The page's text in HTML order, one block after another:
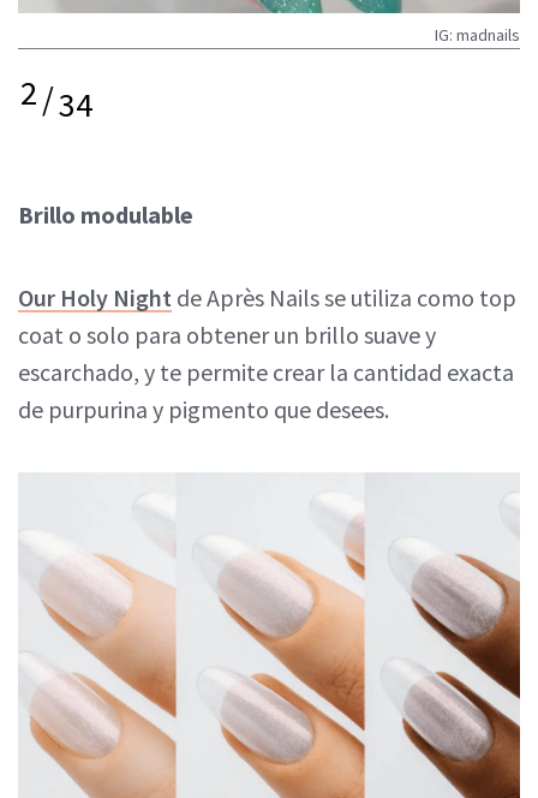
IG: madnails
2/34
Brillo modulable
Our Holy Night de Après Nails se utiliza como top
coat o solo para obtener un brillo suave y
escarchado, y te permite crear la cantidad exacta
de purpurina y pigmento que desees.